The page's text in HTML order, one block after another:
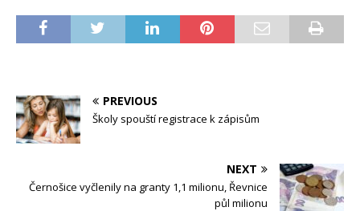
PREVIOUS
Školy spouští registrace k zápisům
NEXT
Černošice vyčlenily na granty 1,1 milionu, Řevnice
půl milionu